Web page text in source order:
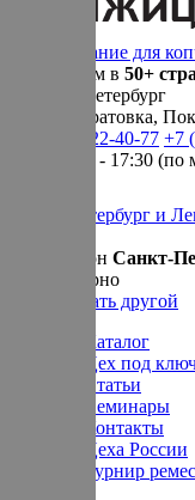
Санкт-Петербург и
Ваш регион Санкт-
Да, все верно
Нет, выбрать другой
Оборудование для
Доставляем в 50+
Санкт-Петербург
п. Новосаратовка,
+7 (905) 222-40-77 +7
пн-пт 9:00 - 17:30 (по
Каталог
Цех под
Статьи
Семинары
Контакты
Цеха России
Турнир